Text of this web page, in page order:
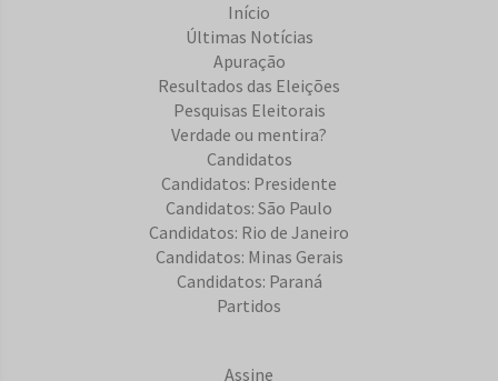
Início
Últimas Notícias
Apuração
Resultados das Eleições
Pesquisas Eleitorais
Verdade ou mentira?
Candidatos
Candidatos: Presidente
Candidatos: São Paulo
Candidatos: Rio de Janeiro
Candidatos: Minas Gerais
Candidatos: Paraná
Partidos
Assine